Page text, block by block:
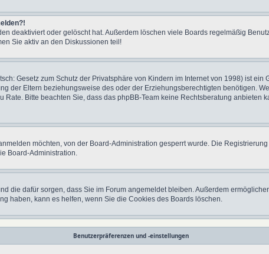
deaktiviert oder gelöscht hat. Außerdem löschen viele Boards regelmäßig
Sie aktiv an den Diskussionen teil!
Gesetz zum Schutz der Privatsphäre von Kindern im Internet von 1998) ist
der Eltern beziehungsweise des oder der Erziehungsberechtigten benötigen.
Bitte beachten Sie, dass das phpBB-Team keine Rechtsberatung
möchten, von der Board-Administration gesperrt wurde. Die
Board-Administration.
die dafür sorgen, dass Sie im Forum angemeldet bleiben. Außerdem
haben, kann es helfen, wenn Sie die Cookies des Boards löschen.
Benutzerpräferenzen und -einstellungen